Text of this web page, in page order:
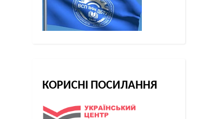
КОРИСНІ ПОСИЛАННЯ